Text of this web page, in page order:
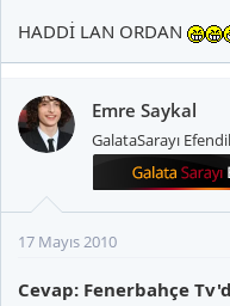
HADDİ LAN ORDAN
Emre Saykal
GalataSarayı
17 Mayıs 2010
Cevap: Fenerbahçe